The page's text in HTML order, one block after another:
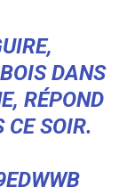
,
DANS
RÉPOND
CE SOIR.